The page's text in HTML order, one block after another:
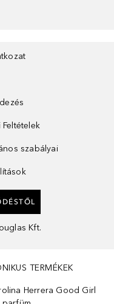
szabályai
Kft.
TERMÉKEK
Herrera Good Girl